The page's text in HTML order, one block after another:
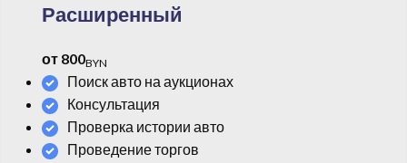
Расширенный
от 800BYN
Поиск авто на аукционах
Консультация
Проверка истории авто
Проведение торгов